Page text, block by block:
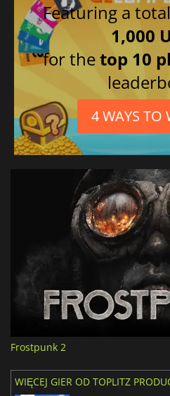
Featuring a
1,000
for thetop 10
4 WAYS TO
Frostpunk 2
WIĘCEJ GIER OD TOPLITZ